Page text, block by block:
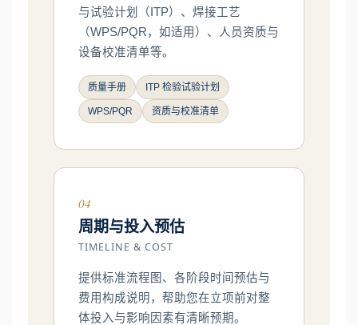
与试验计划（ITP）、焊接工艺
（WPS/PQR，如适用）、人员资质与
设备校准清单等。
质量手册 ITP 检验试验计划
WPS/PQR 资质与校准清单
04
周期与投入预估
TIMELINE & COST
提供标准流程图、各阶段时间预估与
费用构成说明，帮助您在立项前对整
体投入与影响因素有清晰预期。